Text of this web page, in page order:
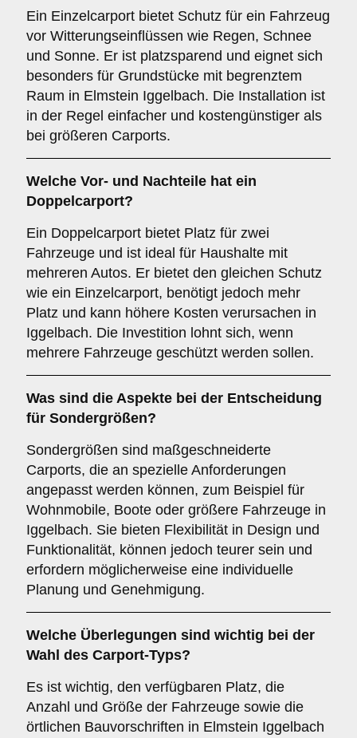
Ein Einzelcarport bietet Schutz für ein Fahrzeug
vor Witterungseinflüssen wie Regen, Schnee
und Sonne. Er ist platzsparend und eignet sich
besonders für Grundstücke mit begrenztem
Raum in Elmstein Iggelbach. Die Installation ist
in der Regel einfacher und kostengünstiger als
bei größeren Carports.
Welche Vor- und Nachteile hat ein
Doppelcarport?
Ein Doppelcarport bietet Platz für zwei
Fahrzeuge und ist ideal für Haushalte mit
mehreren Autos. Er bietet den gleichen Schutz
wie ein Einzelcarport, benötigt jedoch mehr
Platz und kann höhere Kosten verursachen in
Iggelbach. Die Investition lohnt sich, wenn
mehrere Fahrzeuge geschützt werden sollen.
Was sind die Aspekte bei der Entscheidung
für Sondergrößen?
Sondergrößen sind maßgeschneiderte
Carports, die an spezielle Anforderungen
angepasst werden können, zum Beispiel für
Wohnmobile, Boote oder größere Fahrzeuge in
Iggelbach. Sie bieten Flexibilität in Design und
Funktionalität, können jedoch teurer sein und
erfordern möglicherweise eine individuelle
Planung und Genehmigung.
Welche Überlegungen sind wichtig bei der
Wahl des Carport-Typs?
Es ist wichtig, den verfügbaren Platz, die
Anzahl und Größe der Fahrzeuge sowie die
örtlichen Bauvorschriften in Elmstein Iggelbach